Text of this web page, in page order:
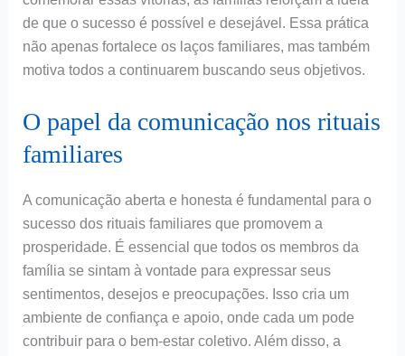
de que o sucesso é possível e desejável. Essa prática
não apenas fortalece os laços familiares, mas também
motiva todos a continuarem buscando seus objetivos.
O papel da comunicação nos rituais
familiares
A comunicação aberta e honesta é fundamental para o
sucesso dos rituais familiares que promovem a
prosperidade. É essencial que todos os membros da
família se sintam à vontade para expressar seus
sentimentos, desejos e preocupações. Isso cria um
ambiente de confiança e apoio, onde cada um pode
contribuir para o bem-estar coletivo. Além disso, a